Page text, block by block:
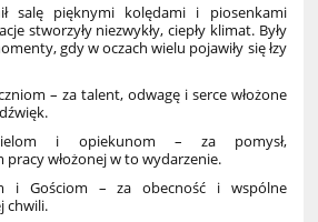
salę pięknymi kolędami i piosenkami
stworzyły niezwykły, ciepły klimat. Były
gdy w oczach wielu pojawiły się łzy
– za talent, odwagę i serce włożone
i opiekunom – za pomysł,
włożonej w to wydarzenie.
i Gościom – za obecność i wspólne
chwili.